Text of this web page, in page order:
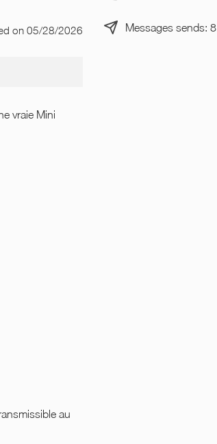
on 05/28/2026
vraie Mini
au
Messages sends: 8